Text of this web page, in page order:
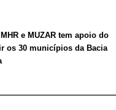
e MUZAR tem apoio do
os 30 municípios da Bacia